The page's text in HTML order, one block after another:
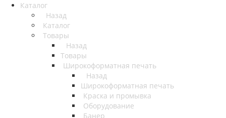
Каталог
Назад
Каталог
Товары
Назад
Товары
Широкоформатная печать
Назад
Широкоформатная печать
Краска и промывка
Оборудование
Банер